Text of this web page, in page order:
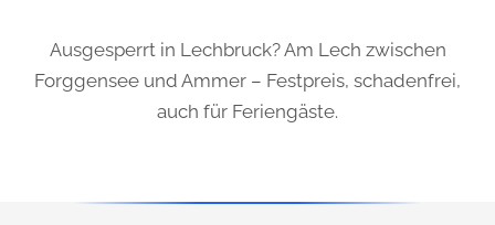
Ausgesperrt in Lechbruck? Am Lech zwischen
Forggensee und Ammer – Festpreis, schadenfrei,
auch für Feriengäste.